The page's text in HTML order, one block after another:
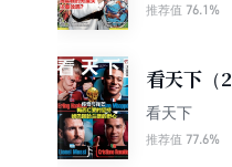
推荐值 76.1%
看天下（
期）
看天下
推荐值 77.6%